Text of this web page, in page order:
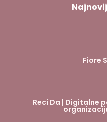
Fiore
Reci Da | Digitalne